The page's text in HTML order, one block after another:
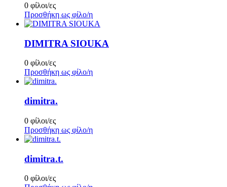
0 φίλοι/ες
Προσθήκη ως φίλο/η
DIMITRA SIOUKA
0 φίλοι/ες
Προσθήκη ως φίλο/η
dimitra.
0 φίλοι/ες
Προσθήκη ως φίλο/η
dimitra.t.
0 φίλοι/ες